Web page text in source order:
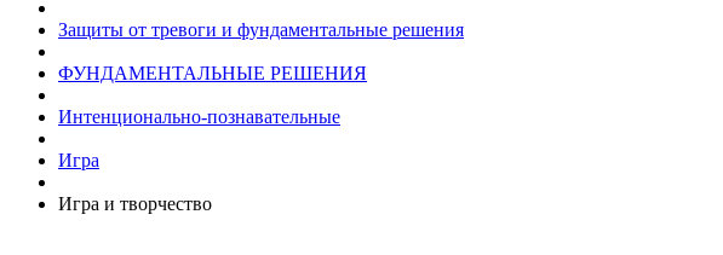
Защиты от тревоги и фундаментальные решения
ФУНДАМЕНТАЛЬНЫЕ РЕШЕНИЯ
Интенционально-познавательные
Игра
Игра и творчество